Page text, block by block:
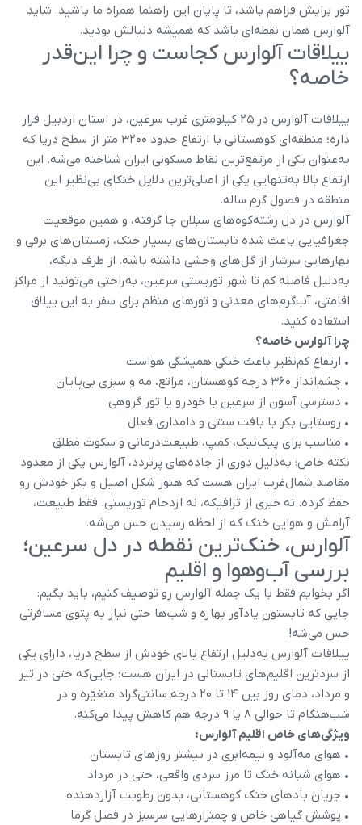
تور برایش فراهم باشد، تا پایان این راهنما همراه ما باشید. شاید
آلوارس همان نقطه‌ای باشد که همیشه دنبالش بودید.
ییلاقات آلوارس کجاست و چرا این‌قدر
خاصه؟
ییلاقات آلوارس در ۲۵ کیلومتری غرب سرعین، در استان اردبیل قرار
داره؛ منطقه‌ای کوهستانی با ارتفاع حدود ۳۲۰۰ متر از سطح دریا که
به‌عنوان یکی از مرتفع‌ترین نقاط مسکونی ایران شناخته می‌شه. این
ارتفاع بالا به‌تنهایی یکی از اصلی‌ترین دلایل خنکای بی‌نظیر این
منطقه در فصول گرم ساله.
آلوارس در دل رشته‌کوه‌های سبلان جا گرفته، و همین موقعیت
جغرافیایی باعث شده تابستان‌های بسیار خنک، زمستان‌های برفی و
بهارهایی سرشار از گل‌های وحشی داشته باشه. از طرف دیگه،
به‌دلیل فاصله کم تا شهر توریستی سرعین، به‌راحتی می‌تونید از مراکز
اقامتی، آب‌گرم‌های معدنی و تورهای منظم برای سفر به این ییلاق
استفاده کنید.
چرا آلوارس خاصه؟
• ارتفاع کم‌نظیر باعث خنکی همیشگی هواست
• چشم‌انداز ۳۶۰ درجه کوهستان، مراتع، مه و سبزی بی‌پایان
• دسترسی آسون از سرعین با خودرو یا تور گروهی
• روستایی بکر با بافت سنتی و دامداری فعال
• مناسب برای پیک‌نیک، کمپ، طبیعت‌درمانی و سکوت مطلق
نکته خاص: به‌دلیل دوری از جاده‌های پرتردد، آلوارس یکی از معدود
مقاصد شمال‌غرب ایران هست که هنوز شکل اصیل و بکر خودش رو
حفظ کرده. نه خبری از ترافیکه، نه ازدحام توریستی. فقط طبیعت،
آرامش و هوایی خنک که از لحظه رسیدن حس می‌شه.
آلوارس، خنک‌ترین نقطه در دل سرعین؛
بررسی آب‌وهوا و اقلیم
اگر بخوایم فقط با یک جمله آلوارس رو توصیف کنیم، باید بگیم:
جایی که تابستون یادآور بهاره و شب‌ها حتی نیاز به پتوی مسافرتی
حس می‌شه!
ییلاقات آلوارس به‌دلیل ارتفاع بالای خودش از سطح دریا، دارای یکی
از سردترین اقلیم‌های تابستانی در ایران هست؛ جایی‌که حتی در تیر
و مرداد، دمای روز بین ۱۴ تا ۲۰ درجه سانتی‌گراد متغیّره و در
شب‌هنگام تا حوالی ۸ یا ۹ درجه هم کاهش پیدا می‌کنه.
ویژگی‌های خاص اقلیم آلوارس:
• هوای مه‌آلود و نیمه‌ابری در بیشتر روزهای تابستان
• هوای شبانه خنک تا مرز سردی واقعی، حتی در مرداد
• جریان بادهای خنک کوهستانی، بدون رطوبت آزاردهنده
• پوشش گیاهی خاص و چمنزارهایی سرسبز در فصل گرما